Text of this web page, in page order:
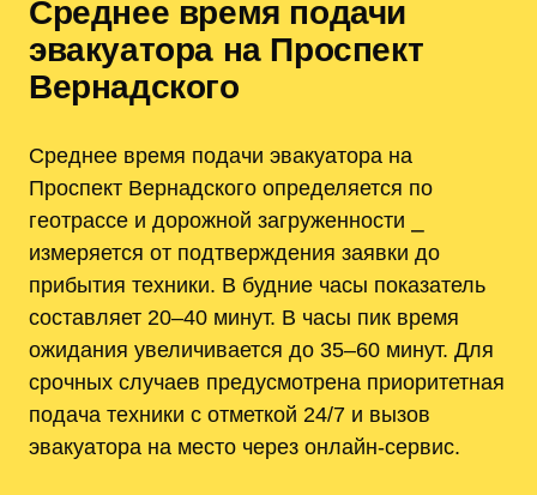
Среднее время подачи
эвакуатора на Проспект
Вернадского
Среднее время подачи эвакуатора на
Проспект Вернадского определяется по
геотрассе и дорожной загруженности ⎯
измеряется от подтверждения заявки до
прибытия техники. В будние часы показатель
составляет 20–40 минут. В часы пик время
ожидания увеличивается до 35–60 минут. Для
срочных случаев предусмотрена приоритетная
подача техники с отметкой 24/7 и вызов
эвакуатора на место через онлайн-сервис.